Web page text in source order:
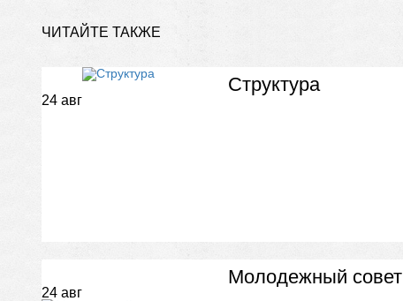
ЧИТАЙТЕ ТАКЖЕ
24 авг
Структура
24 авг
Молодежный совет